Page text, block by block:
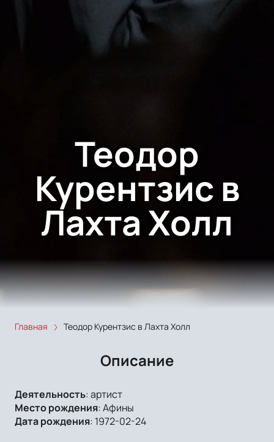
Теодор
Курентзис в
Лахта Холл
Главная Теодор Курентзис в Лахта Холл
Описание
Деятельность:артист
Место рождения:Афины
Дата рождения: 1972-02-24